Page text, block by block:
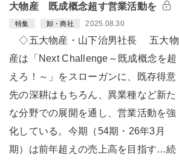
大物産 既成概念超す営業活動を
特集 卸・商社 2025.08.30
◇五大物産・山下治男社長 五大物
産は「Next Challenge～既成概念を超
えろ！～」をスローガンに、既存得意
先の深耕はもちろん、異業種など新た
な分野での展開を通し、営業活動を強
化している。今期（54期・26年3月
期）は前年超えの売上高を目指す…続